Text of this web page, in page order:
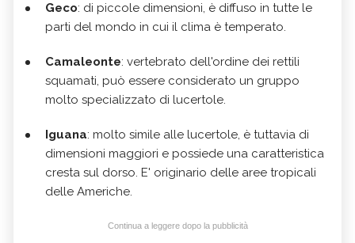
Geco: di piccole dimensioni, è diffuso in tutte le
parti del mondo in cui il clima è temperato.
Camaleonte: vertebrato dell'ordine dei rettili
squamati, può essere considerato un gruppo
molto specializzato di lucertole.
Iguana: molto simile alle lucertole, è tuttavia di
dimensioni maggiori e possiede una caratteristica
cresta sul dorso. E' originario delle aree tropicali
delle Americhe.
Continua a leggere dopo la pubblicità